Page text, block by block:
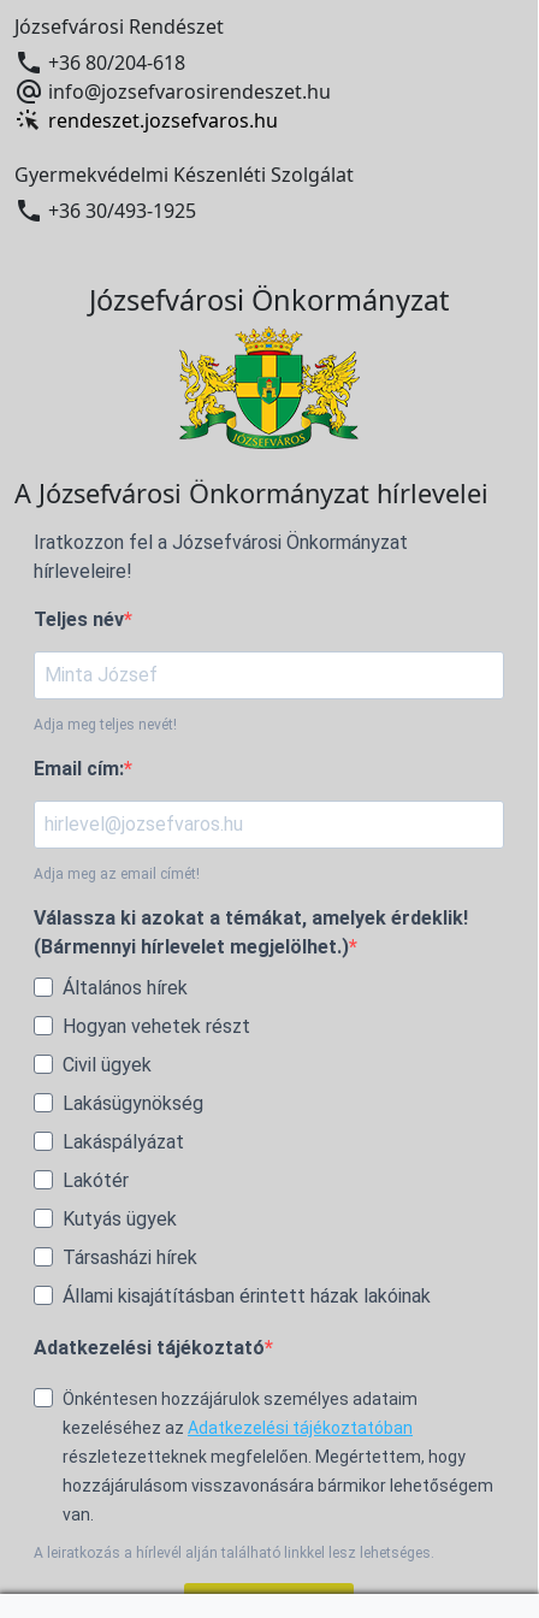
Józsefvárosi Rendészet
 +36 80/204-618
 info@jozsefvarosirendeszet.hu
rendeszet.jozsefvaros.hu
Gyermekvédelmi Készenléti Szolgálat
 +36 30/493-1925
Józsefvárosi Önkormányzat
A Józsefvárosi Önkormányzat hírlevelei
Iratkozzon fel a Józsefvárosi Önkormányzat
hírleveleire!
Teljes név
Adja meg teljes nevét!
Email cím:
Adja meg az email címét!
Válassza ki azokat a témákat, amelyek érdeklik!
(Bármennyi hírlevelet megjelölhet.)
Általános hírek
Hogyan vehetek részt
Civil ügyek
Lakásügynökség
Lakáspályázat
Lakótér
Kutyás ügyek
Társasházi hírek
Állami kisajátításban érintett házak lakóinak
Adatkezelési tájékoztató
Önkéntesen hozzájárulok személyes adataim
kezeléséhez az Adatkezelési tájékoztatóban
részletezetteknek megfelelően. Megértettem, hogy
hozzájárulásom visszavonására bármikor lehetőségem
van.
A leiratkozás a hírlevél alján található linkkel lesz lehetséges.